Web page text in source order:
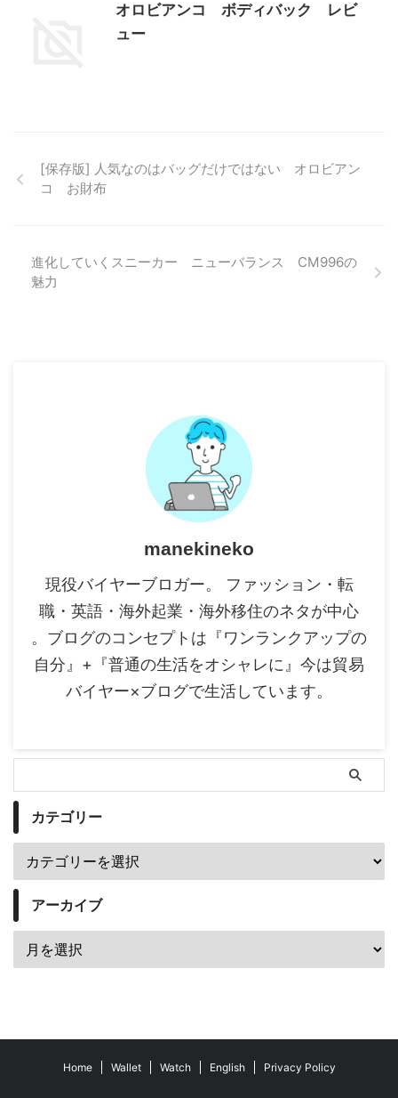
オロビアンコ ボディバック レビ
ュー
[保存版] 人気なのはバッグだけではない オロビアン
コ お財布
進化していくスニーカー ニューバランス CM996の
魅力
manekineko
現役バイヤーブロガー。 ファッション・転
職・英語・海外起業・海外移住のネタが中心
。ブログのコンセプトは『ワンランクアップの
自分』+『普通の生活をオシャレに』今は貿易
バイヤー×ブログで生活しています。
カテゴリー
アーカイブ
Home Wallet Watch English Privacy Policy